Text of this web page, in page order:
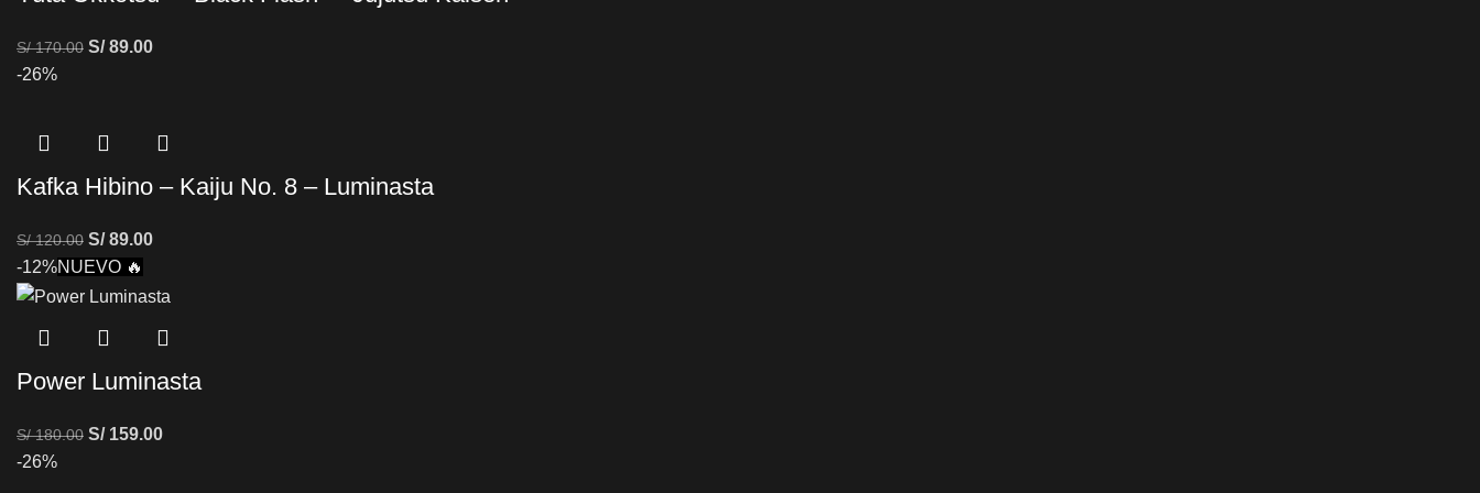
S/170.00 S/89.00
-26%
Kafka Hibino – Kaiju No. 8 – Luminasta
S/120.00 S/89.00
-12%NUEVO 🔥
Power Luminasta
S/180.00 S/159.00
-26%